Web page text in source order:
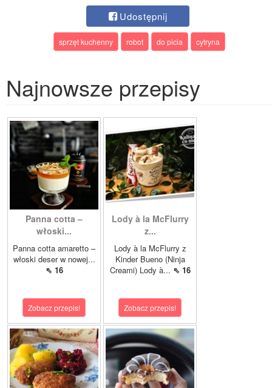
Udostępnij
sprzęt kuchenny robot do picia cytryna
Najnowsze przepisy
Panna cotta –
włoski...
Panna cotta amaretto –
włoski deser w nowej...
⇖ 16
Zobacz przepis!
Lody à la McFlurry
z...
Lody à la McFlurry z
Kinder Bueno (Ninja
Creami) Lody à... ⇖ 16
Zobacz przepis!